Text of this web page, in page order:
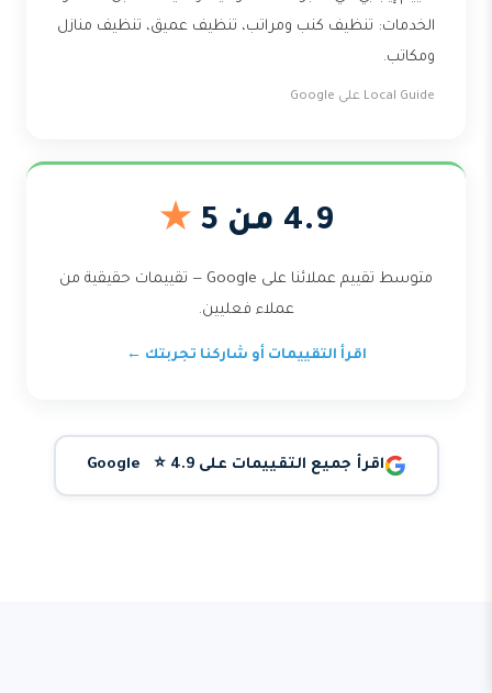
الخدمات: تنظيف كنب ومراتب، تنظيف عميق، تنظيف منازل
ومكاتب.
Local Guide على Google
4.9 من 5 ★
متوسط تقييم عملائنا على Google — تقييمات حقيقية من
عملاء فعليين.
اقرأ التقييمات أو شاركنا تجربتك ←
اقرأ جميع التقييمات على Google ⭐ 4.9